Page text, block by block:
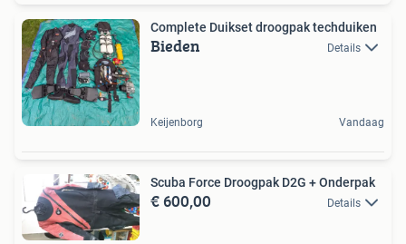
Complete Duikset droogpak techduiken
Bieden Details
Keijenborg Vandaag
Scuba Force Droogpak D2G + Onderpak
€ 600,00 Details